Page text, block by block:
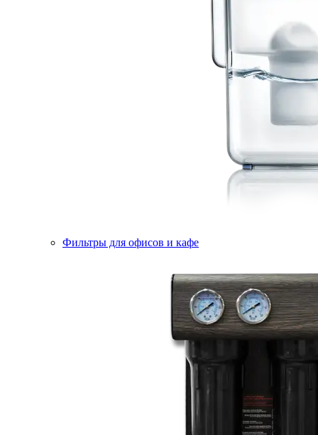
Фильтры для офисов и кафе